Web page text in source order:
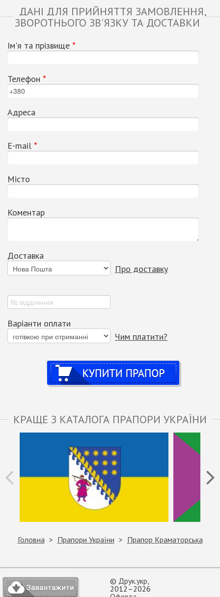
ДАНІ ДЛЯ ПРИЙНЯТТЯ ЗАМОВЛЕННЯ,
ЗВОРОТНЬОГО ЗВ'ЯЗКУ ТА ДОСТАВКИ
Ім'я та прізвище *
Телефон *
Адреса
Е-mail *
Місто
Коментар
Доставка
Про доставку
Варіанти оплати
Чим платити?
Купити
КРАЩЕ З КАТАЛОГА ПРАПОРИ УКРАЇНИ
Головна Прапори України Прапор Краматорська
© Друк.укр,
2012–2026